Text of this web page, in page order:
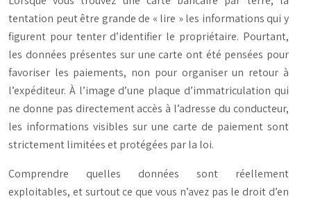
tentation peut être grande de « lire » les informations qui y
figurent pour tenter d’identifier le propriétaire. Pourtant,
les données présentes sur une carte ont été pensées pour
favoriser les paiements, non pour organiser un retour à
l’expéditeur. À l’image d’une plaque d’immatriculation qui
ne donne pas directement accès à l’adresse du conducteur,
les informations visibles sur une carte de paiement sont
strictement limitées et protégées par la loi.
Comprendre quelles données sont réellement
exploitables, et surtout ce que vous n’avez pas le droit d’en